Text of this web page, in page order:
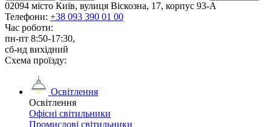
02094 місто Київ, вулиця Віскозна, 17, корпус 93-А
Телефони: +38 093 390 01 00
Час роботи:
пн-пт 8:50-17:30,
сб-нд вихідний
Схема проїзду:
Освітлення
Освітлення
Офісні світильники
Промислові світильники